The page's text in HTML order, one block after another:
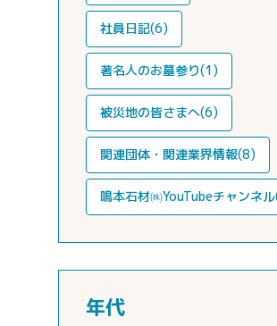
社員日記(6)
著名人のお墓参り(1)
被災地の皆さまへ(6)
関連団体・関連業界情報(8)
鳴本石材㈱YouTubeチャンネ
年代